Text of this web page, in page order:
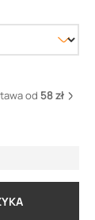
od 58 zł